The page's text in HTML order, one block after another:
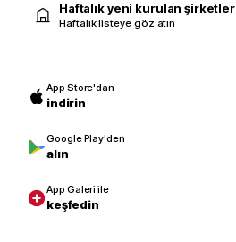
Haftalık yeni kurulan şirketler
Haftalık listeye göz atın
App Store'dan
indirin
Google Play'den
alın
App Galeri ile
keşfedin